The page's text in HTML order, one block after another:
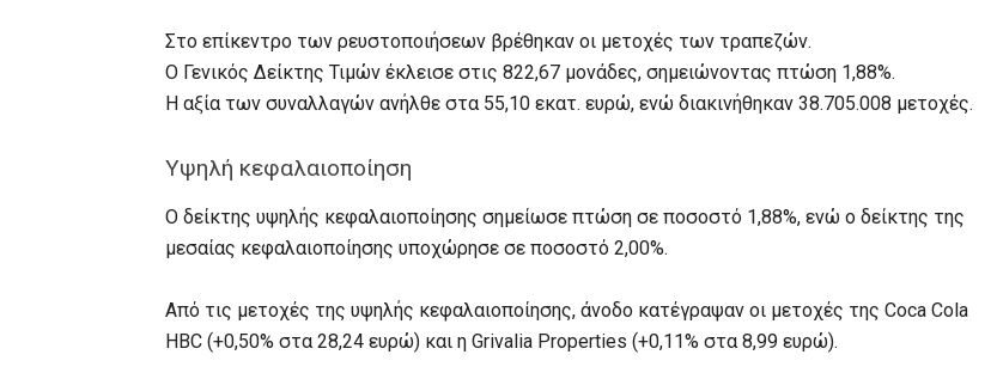
Στο επίκεντρο των ρευστοποιήσεων βρέθηκαν οι μετοχές των τραπεζών.
O Γενικός Δείκτης Τιμών έκλεισε στις 822,67 μονάδες, σημειώνοντας πτώση 1,88%.
Η αξία των συναλλαγών ανήλθε στα 55,10 εκατ. ευρώ, ενώ διακινήθηκαν 38.705.008 μετοχές.
Υψηλή κεφαλαιοποίηση
Ο δείκτης υψηλής κεφαλαιοποίησης σημείωσε πτώση σε ποσοστό 1,88%, ενώ ο δείκτης της
μεσαίας κεφαλαιοποίησης υποχώρησε σε ποσοστό 2,00%.
Από τις μετοχές της υψηλής κεφαλαιοποίησης, άνοδο κατέγραψαν οι μετοχές της Coca Cola
HBC (+0,50% στα 28,24 ευρώ) και η Grivalia Properties (+0,11% στα 8,99 ευρώ).